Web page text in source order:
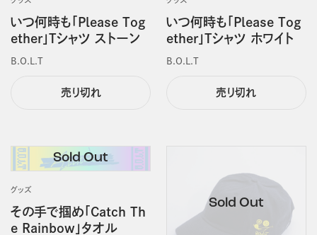
いつ何時も「Please Tog
ether」Tシャツ ストーン
B.O.L.T
売り切れ
いつ何時も「Please Tog
ether」Tシャツ ホワイト
B.O.L.T
売り切れ
グッズ
その手で掴め「Catch Th
e Rainbow」タオル